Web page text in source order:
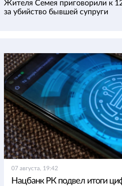
Жителя Семея приговорили к
за убийство бывшей супруги
07 августа, 19:42
Нацбанк РК подвел итоги